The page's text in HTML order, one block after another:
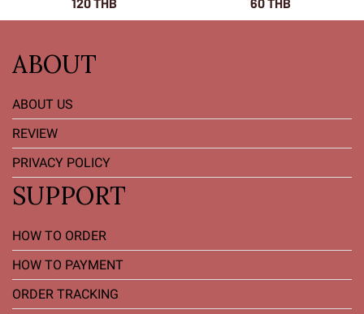
ABOUT
ABOUT US
REVIEW
PRIVACY POLICY
SUPPORT
HOW TO ORDER
HOW TO PAYMENT
ORDER TRACKING